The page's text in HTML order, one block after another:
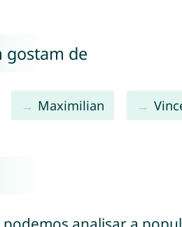
gostam de
Maximilian